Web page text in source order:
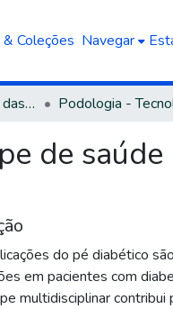
Coleções Navegar
Área do Conhecimento das Ciências da Saúde Podologia -
de
do pé diabético
em pacientes com
multidisciplinar